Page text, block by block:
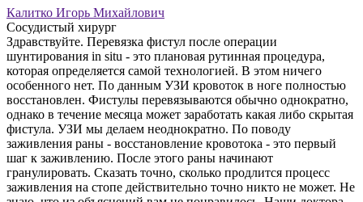
Калитко Игорь Михайлович
Сосудистый хирург
Здравствуйте. Перевязка фистул после операции
шунтирования in situ - это плановая рутинная процедура,
которая определяется самой технологией. В этом ничего
особенного нет. По данным УЗИ кровоток в ноге полностью
восстановлен. Фистулы перевязываются обычно однократно,
однако в течение месяца может заработать какая либо скрытая
фистула. УЗИ мы делаем неоднократно. По поводу
заживления раны - восстановление кровотока - это первый
шаг к заживлению. После этого раны начинают
гранулировать. Сказать точно, сколько продлится процесс
заживления на стопе действительно точно никто не может. Не